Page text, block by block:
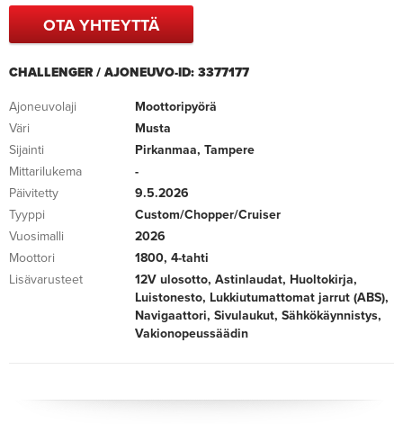
OTA YHTEYTTÄ
CHALLENGER / AJONEUVO-ID: 3377177
Ajoneuvolaji
Moottoripyörä
Väri
Musta
Sijainti
Pirkanmaa, Tampere
Mittarilukema
-
Päivitetty
9.5.2026
Tyyppi
Custom/Chopper/Cruiser
Vuosimalli
2026
Moottori
1800, 4-tahti
Lisävarusteet
12V ulosotto, Astinlaudat, Huoltokirja,
Luistonesto, Lukkiutumattomat jarrut (ABS),
Navigaattori, Sivulaukut, Sähkökäynnistys,
Vakionopeussäädin